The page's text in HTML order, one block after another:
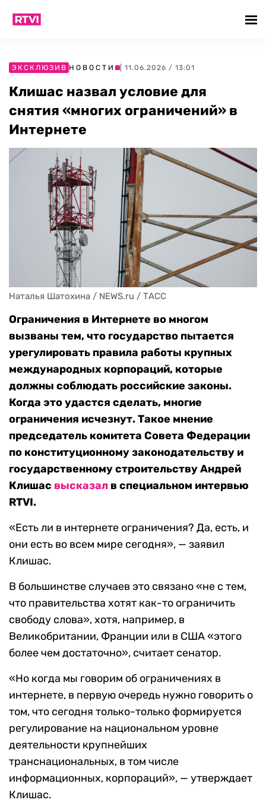
ЭКСКЛЮЗИВ НОВОСТИ | 11.06.2026 / 13:01
Клишас назвал условие для
снятия «многих ограничений» в
Интернете
Наталья Шатохина / NEWS.ru / ТАСС
Ограничения в Интернете во многом
вызваны тем, что государство пытается
урегулировать правила работы крупных
международных корпораций, которые
должны соблюдать российские законы.
Когда это удастся сделать, многие
ограничения исчезнут. Такое мнение
председатель комитета Совета Федерации
по конституционному законодательству и
государственному строительству Андрей
Клишас высказал в специальном интервью
RTVI.
«Есть ли в интернете ограничения? Да, есть, и
они есть во всем мире сегодня», — заявил
Клишас.
В большинстве случаев это связано «не с тем,
что правительства хотят как-то ограничить
свободу слова», хотя, например, в
Великобритании, Франции или в США «этого
более чем достаточно», считает сенатор.
«Но когда мы говорим об ограничениях в
интернете, в первую очередь нужно говорить о
том, что сегодня только-только формируется
регулирование на национальном уровне
деятельности крупнейших
транснациональных, в том числе
информационных, корпораций», — утверждает
Клишас.